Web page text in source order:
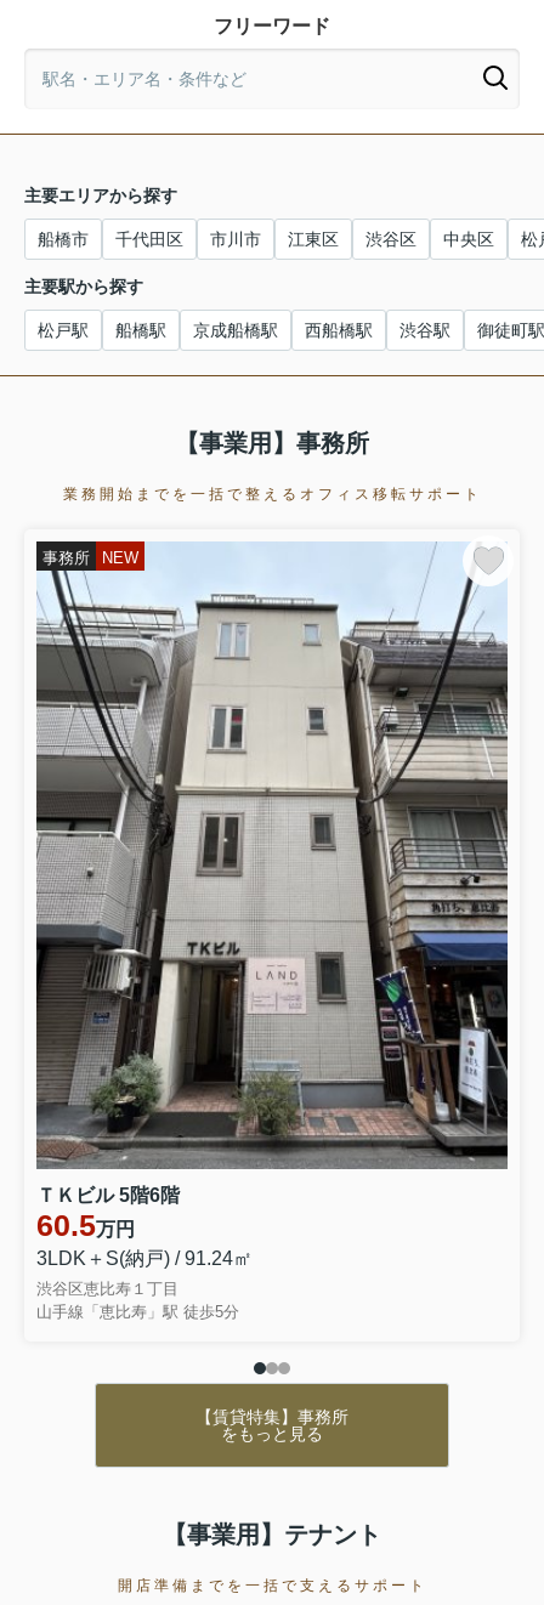
2026.06.03 更新
臨時休業のお知らせ
とさせていただきます。
2026年6月13日(土) 終日休業となります。ご連絡等に
つきましては6月15日以降、随時返答させていただきま
す。
フリーワード
主要エリアから探す
船橋市 千代田区 市川市 江東区 渋谷区 中央区 松
主要駅から探す
松戸駅 船橋駅 京成船橋駅 西船橋駅 渋谷駅 御徒町駅
【事業用】事務所
業務開始までを一括で整えるオフィス移転サポート
事務所 NEW
ＴＫビル 5階6階
60.5万円
3LDK＋S(納戸) / 91.24㎡
渋谷区恵比寿１丁目
山手線「恵比寿」駅 徒歩5分
【賃貸特集】事務所
をもっと見る
【事業用】テナント
開店準備までを一括で支えるサポート